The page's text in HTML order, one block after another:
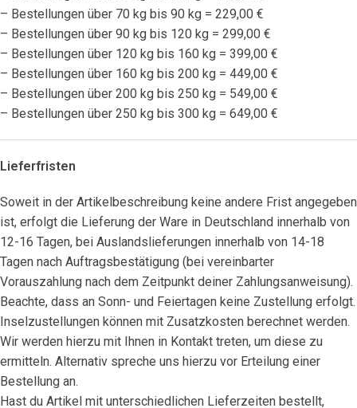
– Bestellungen über 70 kg bis 90 kg = 229,00 €
– Bestellungen über 90 kg bis 120 kg = 299,00 €
– Bestellungen über 120 kg bis 160 kg = 399,00 €
– Bestellungen über 160 kg bis 200 kg = 449,00 €
– Bestellungen über 200 kg bis 250 kg = 549,00 €
– Bestellungen über 250 kg bis 300 kg = 649,00 €
Lieferfristen
Soweit in der Artikelbeschreibung keine andere Frist angegeben
ist, erfolgt die Lieferung der Ware in Deutschland innerhalb von
12-16 Tagen, bei Auslandslieferungen innerhalb von 14-18
Tagen nach Auftragsbestätigung (bei vereinbarter
Vorauszahlung nach dem Zeitpunkt deiner Zahlungsanweisung).
Beachte, dass an Sonn- und Feiertagen keine Zustellung erfolgt.
Inselzustellungen können mit Zusatzkosten berechnet werden.
Wir werden hierzu mit Ihnen in Kontakt treten, um diese zu
ermitteln. Alternativ spreche uns hierzu vor Erteilung einer
Bestellung an.
Hast du Artikel mit unterschiedlichen Lieferzeiten bestellt,